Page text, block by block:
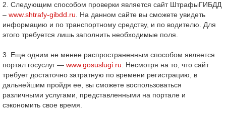
2. Следующим способом проверки является сайт ШтрафыГИБДД
– www.shtrafy-gibdd.ru . На данном сайте вы сможете увидеть
информацию и по транспортному средству, и по водителю. Для
этого требуется лишь заполнить необходимые поля.
3. Еще одним не менее распространенным способом является
портал госуслуг — www.gosuslugi.ru . Несмотря на то, что сайт
требует достаточно затратную по времени регистрацию, в
дальнейшим пройдя ее, вы сможете воспользоваться
различными услугами, представленными на портале и
сэкономить свое время.